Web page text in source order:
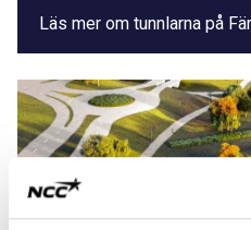
Läs mer om tunnlarna på